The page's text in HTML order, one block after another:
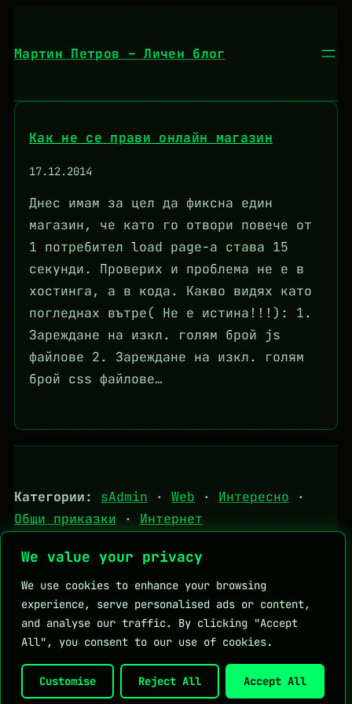
We value your privacy
We use cookies to enhance your browsing
experience, serve personalised ads or content,
and analyse our traffic. By clicking "Accept
All", you consent to our use of cookies.
Customise Reject All Accept All
Мартин Петров – Личен блог
Как не се прави онлайн магазин
17.12.2014
Днес имам за цел да фиксна един
магазин, че като го отвори повече от
1 потребител load page-a става 15
секунди. Проверих и проблема не е в
хостинга, а в кода. Какво видях като
погледнах вътре( Не е истина!!!): 1.
Зареждане на изкл. голям брой js
файлове 2. Зареждане на изкл. голям
брой css файлове…
Категории: sAdmin · Web · Интересно ·
Общи приказки · Интернет
Tips ·За мен Личен блог на Мартин Петров
Полезни връзки: DHStudio
KapkaMed
Личен блог на Мартин Петров